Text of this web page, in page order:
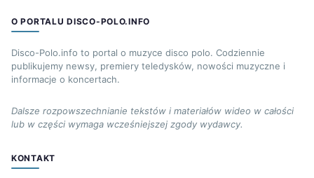
O PORTALU DISCO-POLO.INFO
Disco-Polo.info to portal o muzyce disco polo. Codziennie
publikujemy newsy, premiery teledysków, nowości muzyczne i
informacje o koncertach.
Dalsze rozpowszechnianie tekstów i materiałów wideo w całości
lub w części wymaga wcześniejszej zgody wydawcy.
KONTAKT